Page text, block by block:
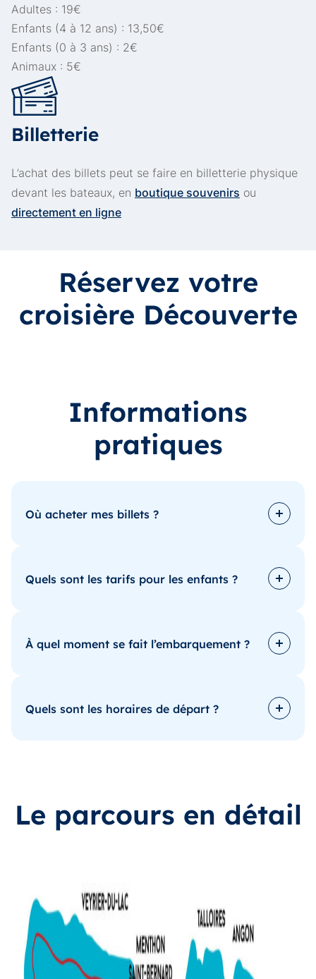
Adultes : 19€
Enfants (4 à 12 ans) : 13,50€
Enfants (0 à 3 ans) : 2€
Animaux : 5€
Billetterie
L’achat des billets peut se faire en billetterie physique
devant les bateaux, en boutique souvenirs ou
directement en ligne
Réservez votre
croisière Découverte
Informations
pratiques
Où acheter mes billets ?
système de réservation
Quels sont les tarifs pour les enfants ?
À quel moment se fait l’embarquement ?
Quels sont les horaires de départ ?
Le parcours en détail